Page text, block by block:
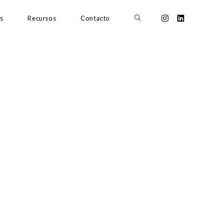
Recursos Contacto